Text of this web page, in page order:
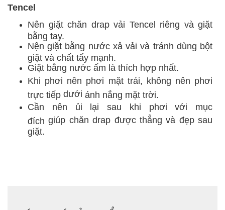
Tencel
Nên giặt chăn drap vải Tencel riêng và giặt
bằng tay.
Nện giặt bằng nước xả vải và tránh dùng bột
giặt và chất tẩy mạnh.
Giặt bằng nước ấm là thích hợp nhất.
Khi phơi nên phơi mặt trái, không nên phơi
trực tiếp dưới ánh nắng mặt trời.
Cần nên ủi lại sau khi phơivới mục
đích giúp chăn drap được thẳng và đẹp sau
giặt.